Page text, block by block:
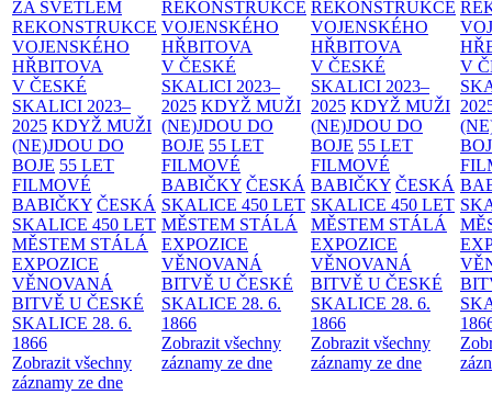
ZA SVĚTLEM
REKONSTRUKCE
VOJENSKÉHO
HŘBITOVA
V ČESKÉ
SKALICI 2023–
2025 KDYŽ MUŽI
(NE)JDOU DO
BOJE 55 LET
FILMOVÉ
BABIČKY ČESKÁ
SKALICE 450 LET
MĚSTEM STÁLÁ
EXPOZICE
VĚNOVANÁ
BITVĚ U ČESKÉ
SKALICE 28. 6.
1866
Zobrazit všechny
záznamy ze dne
REKONSTRUKCE
VOJENSKÉHO
HŘBITOVA
V ČESKÉ
SKALICI 2023–
2025 KDYŽ MUŽI
(NE)JDOU DO
BOJE 55 LET
FILMOVÉ
BABIČKY ČESKÁ
SKALICE 450 LET
MĚSTEM STÁLÁ
EXPOZICE
VĚNOVANÁ
BITVĚ U ČESKÉ
SKALICE 28. 6.
1866
Zobrazit všechny
záznamy ze dne
REKONSTRUKCE
VOJENSKÉHO
HŘBITOVA
V ČESKÉ
SKALICI 2023–
2025 KDYŽ MUŽI
(NE)JDOU DO
BOJE 55 LET
FILMOVÉ
BABIČKY ČESKÁ
SKALICE 450 LET
MĚSTEM STÁLÁ
EXPOZICE
VĚNOVANÁ
BITVĚ U ČESKÉ
SKALICE 28. 6.
1866
Zobrazit všechny
záznamy ze dne
V